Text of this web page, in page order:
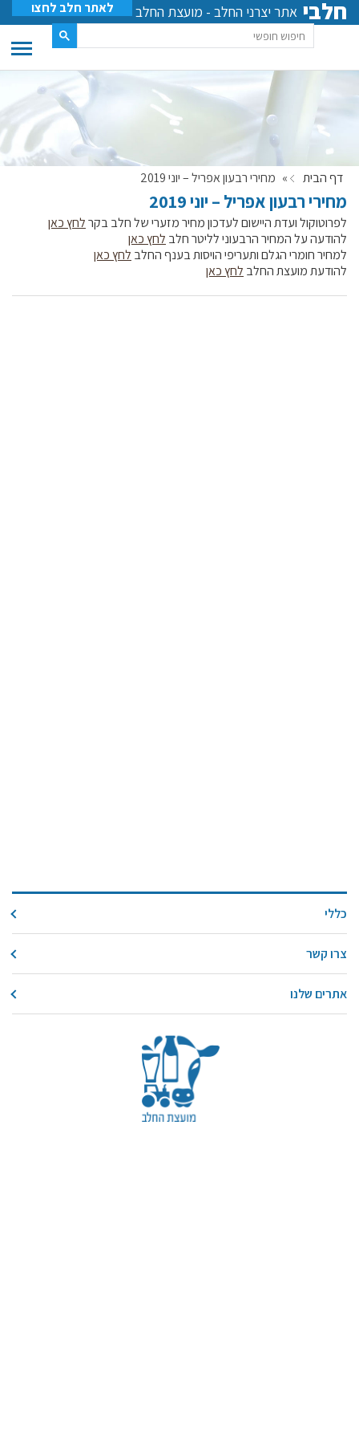
חלבי אתר יצרני החלב - מועצת החלב לאתר חלב לחצו
דף הבית » מחירי רבעון אפריל – יוני 2019
מחירי רבעון אפריל – יוני 2019
לפרוטוקול ועדת היישום לעדכון מחיר מזערי של חלב בקרלחץ כאן
להודעה על המחיר הרבעוני לליטר חלב לחץ כאן
למחיר חומרי הגלם ותעריפי הויסות בענף החלב לחץ כאן
להודעת מועצת החלב לחץ כאן
כללי
צרו קשר
אתרים שלנו